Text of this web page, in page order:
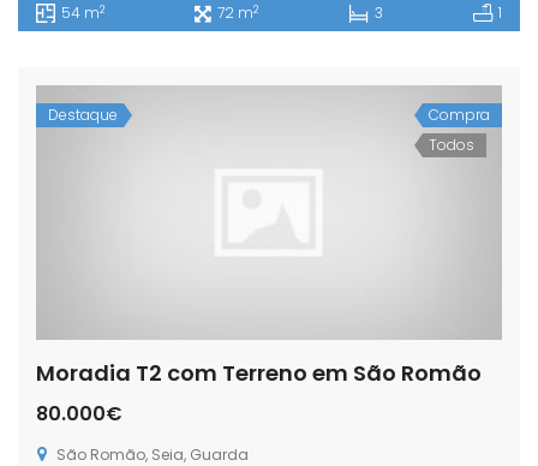
54 m2 72 m2 3 1
Destaque
Compra
Todos
Moradia T2 com Terreno em São Romão
80.000€
São Romão, Seia, Guarda